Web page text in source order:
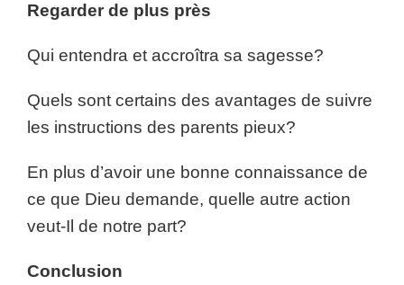
Regarder de plus près
Qui entendra et accroîtra sa sagesse?
Quels sont certains des avantages de suivre
les instructions des parents pieux?
En plus d’avoir une bonne connaissance de
ce que Dieu demande, quelle autre action
veut-Il de notre part?
Conclusion